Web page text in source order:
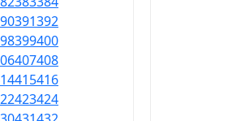
391392
399400
407408
415416
423424